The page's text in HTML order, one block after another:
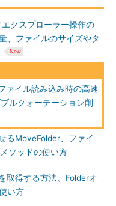
Variant
顧客デー
False
.ReadLine
クスプローラー操作の
、ファイルのサイズやタ
ァイル読み込み時の高速
ルクォーテーション削
るMoveFolder、ファイ
ソッドの使い方
取得する方法、Folderオ
い方